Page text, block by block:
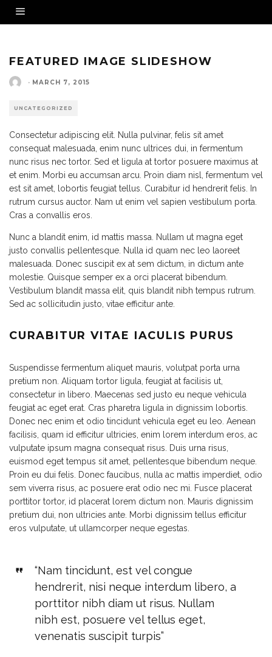
FEATURED IMAGE SLIDESHOW
· MARCH 7, 2015
UNCATEGORIZED
Consectetur adipiscing elit. Nulla pulvinar, felis sit amet
consequat malesuada, enim nunc ultrices dui, in fermentum
nunc risus nec tortor. Sed et ligula at tortor posuere maximus at
et enim. Morbi eu accumsan arcu. Proin diam nisl, fermentum vel
est sit amet, lobortis feugiat tellus. Curabitur id hendrerit felis. In
rutrum cursus auctor. Nam ut enim vel sapien vestibulum porta.
Cras a convallis eros.
Nunc a blandit enim, id mattis massa. Nullam ut magna eget
justo convallis pellentesque. Nulla id quam nec leo laoreet
malesuada. Donec suscipit ex at sem dictum, in dictum ante
molestie. Quisque semper ex a orci placerat bibendum.
Vestibulum blandit massa elit, quis blandit nibh tempus rutrum.
Sed ac sollicitudin justo, vitae efficitur ante.
CURABITUR VITAE IACULIS PURUS
Suspendisse fermentum aliquet mauris, volutpat porta urna
pretium non. Aliquam tortor ligula, feugiat at facilisis ut,
consectetur in libero. Maecenas sed justo eu neque vehicula
feugiat ac eget erat. Cras pharetra ligula in dignissim lobortis.
Donec nec enim et odio tincidunt vehicula eget eu leo. Aenean
facilisis, quam id efficitur ultricies, enim lorem interdum eros, ac
vulputate ipsum magna consequat risus. Duis urna risus,
euismod eget tempus sit amet, pellentesque bibendum neque.
Proin eu dui felis. Donec faucibus, nulla ac mattis imperdiet, odio
sem viverra risus, ac posuere erat odio nec mi. Fusce placerat
porttitor tortor, id placerat lorem dictum non. Mauris dignissim
pretium dui, non ultricies ante. Morbi dignissim tellus efficitur
eros vulputate, ut ullamcorper neque egestas.
“Nam tincidunt, est vel congue
hendrerit, nisi neque interdum libero, a
porttitor nibh diam ut risus. Nullam
nibh est, posuere vel tellus eget,
venenatis suscipit turpis”